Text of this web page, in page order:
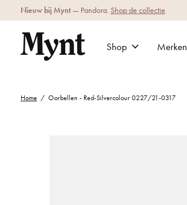
Nieuw bij Mynt— Pandora. Shop de collectie
Shop Merken
Home / Oorbellen - Red-Silvercolour 0227/21-0317